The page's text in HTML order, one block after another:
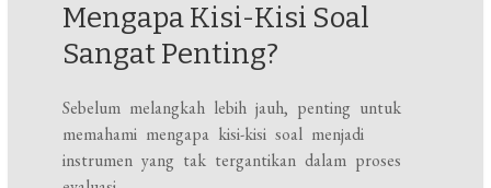
Mengapa Kisi-Kisi Soal
Sangat Penting?
Sebelum melangkah lebih jauh, penting untuk
memahami mengapa kisi-kisi soal menjadi
instrumen yang tak tergantikan dalam proses